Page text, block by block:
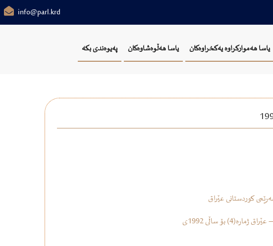
info@parl.krd
یاسا هەموارکراوە یەکخراوەکان یاسا هەڵوەشاوەکان پەیوەندی بکە
یاسای ژماره‌ (15)ی ساڵی 2006 یاسای دووه‌م هه‌مواركردن بۆ یاسای وه‌زاره‌تی په‌روه‌رده‌ی هه‌رێمی كوردستان – عێراق ژماره‌(4) بۆ ساڵی 1992ی